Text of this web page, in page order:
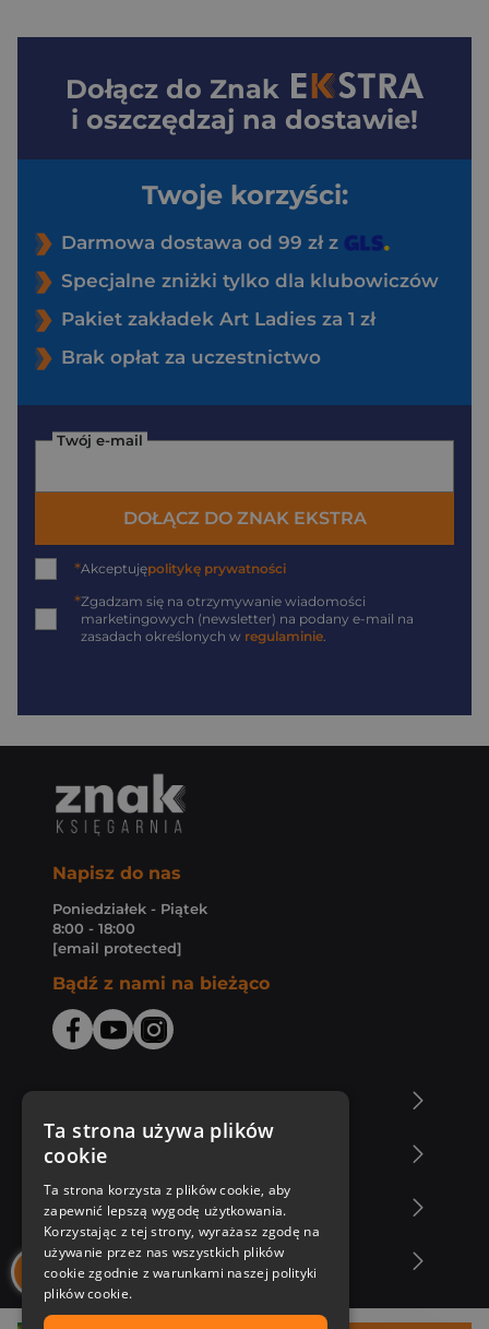
Dołącz do Znak
i oszczędzaj na dostawie!
Twoje korzyści:
Darmowa dostawa od 99 zł z
Specjalne zniżki tylko dla klubowiczów
Pakiet zakładek Art Ladies za 1 zł
Brak opłat za uczestnictwo
Twój e-mail
DOŁĄCZ DO ZNAK EKSTRA
*Akceptujępolitykę prywatności
*Zgadzam się na otrzymywanie wiadomości
marketingowych (newsletter) na podany e-mail na
zasadach określonych w regulaminie
Napisz do nas
Poniedziałek - Piątek
8:00 - 18:00
[email protected]
Bądź z nami na bieżąco
Zakupy u nas
Nasza oferta
Nasi autorzy
Ta strona używa plików
cookie
Ta strona korzysta z plików cookie, aby
zapewnić lepszą wygodę użytkowania.
Korzystając z tej strony, wyrażasz zgodę na
używanie przez nas wszystkich plików
cookie zgodnie z warunkami naszej polityki
plików cookie.